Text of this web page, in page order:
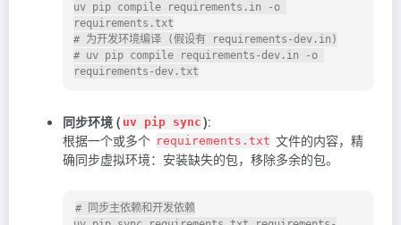
uv pip compile requirements.in -o
requirements.txt
# 为开发环境编译 (假设有 requirements-dev.in)
# uv pip compile requirements-dev.in -o
同步环境 ( uv pip sync ):
根据一个或多个 requirements.txt 文件的内容，精
确同步虚拟环境：安装缺失的包，移除多余的包。
# 同步主依赖和开发依赖